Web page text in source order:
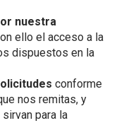
nuestra
ello el acceso a la
dispuestos en la
conforme
nos remitas, y
para la